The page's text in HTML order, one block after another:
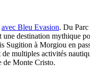
avec Bleu Evasion. Du
destination mythique
Sugition à Morgiou en
multiples activités
de Monte Cristo.